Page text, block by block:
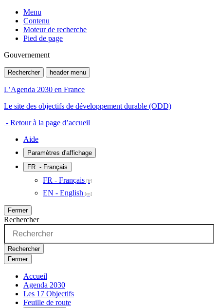
Menu
Contenu
Moteur de recherche
Pied de page
Gouvernement
Rechercher header menu
L’Agenda 2030 en France
Le site des objectifs de développement durable (ODD)
- Retour à la page d’accueil
Aide
Paramètres d'affichage
FR - Français
FR - Français
EN - English
Fermer
Rechercher
Rechercher
Fermer
Accueil
Agenda 2030
Les 17 Objectifs
Feuille de route